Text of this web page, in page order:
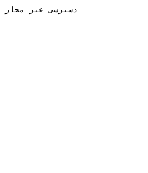
دسترسی غیر مجاز